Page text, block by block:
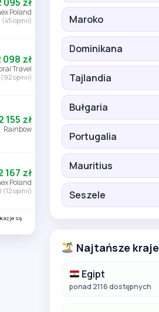
Poland
(45 opinii)
098 zł
Travel
(92 opinii)
155 zł
Rainbow
167 zł
Poland
(12 opinii)
są
Maroko
Dominikana
Tajlandia
Bułgaria
Portugalia
Mauritius
Seszele
Najtańsze kraje
Egipt
ponad 2116 dostępnych